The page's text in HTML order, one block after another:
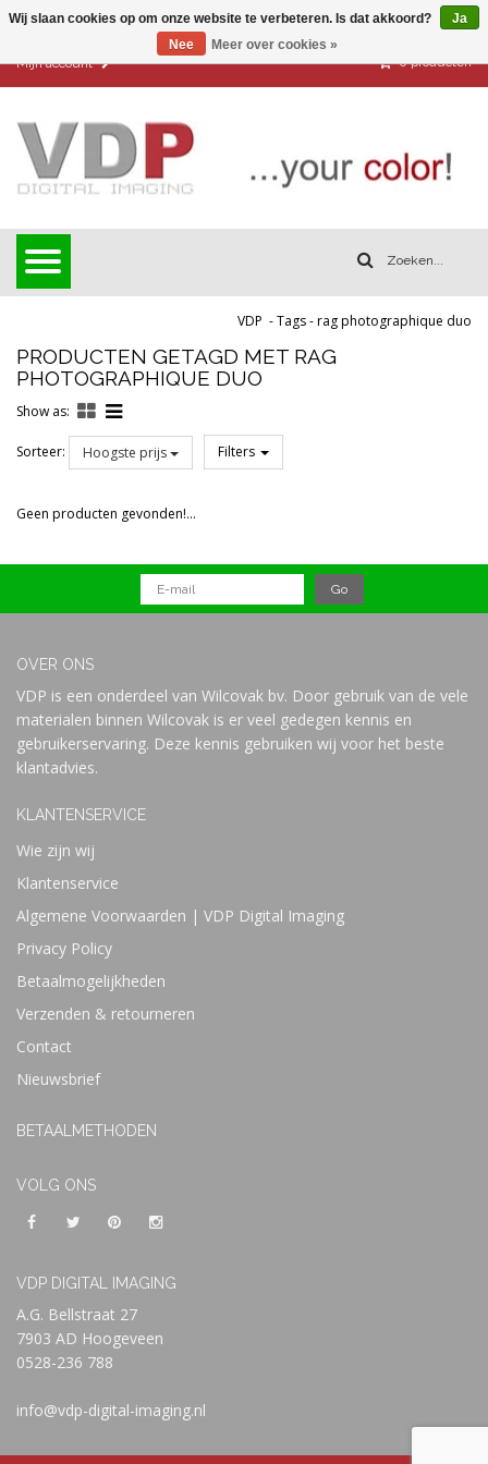
Mijn account 0 producten
VDP -Tags-rag photographique duo
PRODUCTEN GETAGD MET RAG
PHOTOGRAPHIQUE DUO
Show as:
Sorteer: Hoogste prijs Filters
Prijs
Geen producten gevonden!...
OVER ONS
VDP is een onderdeel van Wilcovak bv. Door gebruik van de vele
materialen binnen Wilcovak is er veel gedegen kennis en
gebruikerservaring. Deze kennis gebruiken wij voor het beste
klantadvies.
KLANTENSERVICE
Wie zijn wij
Klantenservice
Algemene Voorwaarden | VDP Digital Imaging
Privacy Policy
Betaalmogelijkheden
Verzenden & retourneren
Contact
Nieuwsbrief
BETAALMETHODEN
VOLG ONS
VDP DIGITAL IMAGING
A.G. Bellstraat 27
7903 AD Hoogeveen
0528-236 788
info@vdp-digital-imaging.nl
Wij slaan cookies op om onze website te verbeteren. Is dat akkoord?
Ja
Nee
Meer over cookies »